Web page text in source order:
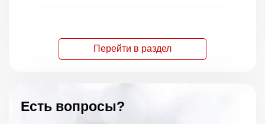
Перейти в раздел
Есть вопросы?